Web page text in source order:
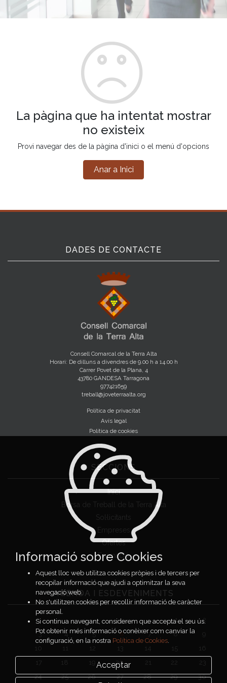
La pàgina que ha intentat mostrar
no existeix
Provi navegar des de la pàgina d'inici o el menú d'opcions
Anar a Inici
DADES DE CONTACTE
Consell Comarcal de la Terra Alta
Horari: De dilluns a divendres de 9.00 h a 14.00 h
Carrer Povet de la Plana, 4
43780 GANDESA Tarragona
977421659
treball@joveterraalta.org
Política de privacitat
Avís legal
Política de cookies
SECCIONS
Inici
Borsa de Treball de la Terra Alta
Sol·licitants
Empreses
Ofertes
Formació
AGENDA I ESDEVENIMENTS
1
2
3
4 5 6 7 8
10
11 12 13 14 15
16
17
18 19 20 21
23
24
25 26 27 28 29 30
Informació sobre Cookies
Aquest lloc web utilitza cookies pròpies i de tercers per
recopilar informació que ajudi a optimitzar la seva
navegació web.
No s'utilitzen cookies per recollir informació de caràcter
personal.
Si continua navegant, considerem que accepta el seu ús.
Pot obtenir més informació o conèixer com canviar la
configuració, en la nostra Política de Cookies.
Acceptar